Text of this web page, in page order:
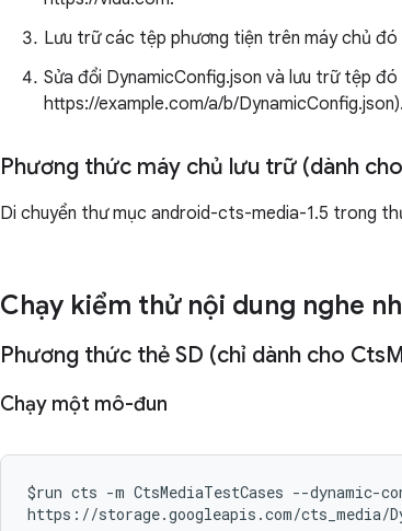
Lưu trữ các tệp phương tiện trên máy chủ đó
Sửa đổi DynamicConfig.json và lưu trữ tệp
https://example.com/a/b/DynamicConfig.json).
Phương thức máy chủ lưu trữ (dành
Di chuyển thư mục android-cts-media-1.5 trong
Chạy kiểm thử nội dung nghe
Phương thức thẻ SD (chỉ dành cho Cts
Chạy một mô-đun
$run cts -m CtsMediaTestCases --dynamic-
https://storage.googleapis.com/cts_media/